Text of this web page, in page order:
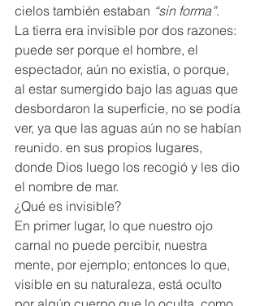
cielos también estaban “sin forma”.
La tierra era invisible por dos razones:
puede ser porque el hombre, el
espectador, aún no existía, o porque,
al estar sumergido bajo las aguas que
desbordaron la superficie, no se podía
ver, ya que las aguas aún no se habían
reunido. en sus propios lugares,
donde Dios luego los recogió y les dio
el nombre de mar.
¿Qué es invisible?
En primer lugar, lo que nuestro ojo
carnal no puede percibir, nuestra
mente, por ejemplo; entonces lo que,
visible en su naturaleza, está oculto